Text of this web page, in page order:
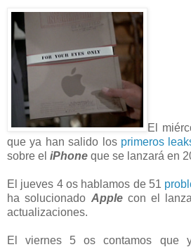
El
que ya han salido los primeros
sobre el iPhone que se lanzará en
El jueves 4 os hablamos de 51
ha solucionado Applecon el
actualizaciones.
El viernes 5 os contamos que